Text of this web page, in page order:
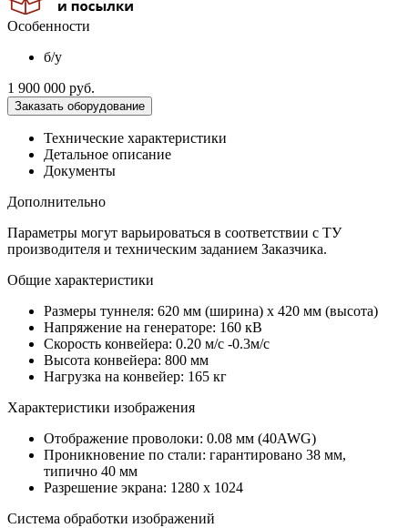
Особенности
б/у
1 900 000 руб.
Заказать оборудование
Технические характеристики
Детальное описание
Документы
Дополнительно
Параметры могут варьироваться в соответствии с ТУ
производителя и техническим заданием Заказчика.
Общие характеристики
Размеры туннеля: 620 мм (ширина) х 420 мм (высота)
Напряжение на генераторе: 160 кВ
Скорость конвейера: 0.20 м/с -0.3м/с
Высота конвейера: 800 мм
Нагрузка на конвейер: 165 кг
Характеристики изображения
Отображение проволоки: 0.08 мм (40AWG)
Проникновение по стали: гарантировано 38 мм,
типично 40 мм
Разрешение экрана: 1280 x 1024
Система обработки изображений